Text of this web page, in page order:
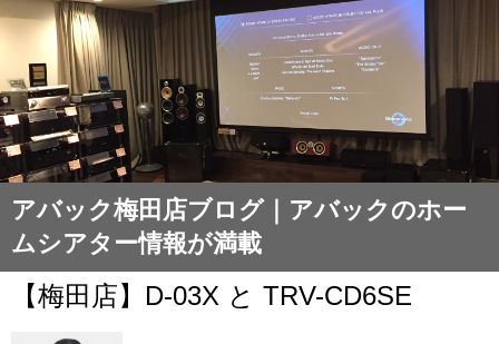
アバック梅田店ブログ｜アバックのホー
ムシアター情報が満載
【梅田店】D-03X と TRV-CD6SE